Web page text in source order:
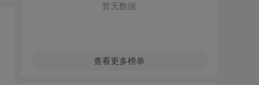
暂无数据
查看更多榜单